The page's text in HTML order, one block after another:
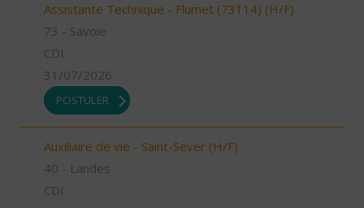
Assistante Technique - Flumet (73114) (H/F)
73 - Savoie
CDI
31/07/2026
POSTULER
Auxiliaire de vie - Saint-Sever (H/F)
40 - Landes
CDI